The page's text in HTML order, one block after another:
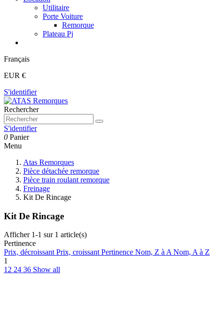
Utilitaire
Porte Voiture
Remorque
Plateau Pj
Français
EUR €
S'identifier
Rechercher
S'identifier
0 Panier
Menu
Atas Remorques
Pièce détachée remorque
Pièce train roulant remorque
Freinage
Kit De Rincage
Kit De Rincage
Afficher 1-1 sur 1 article(s)
Pertinence
Prix, décroissantPrix, croissantPertinence Nom, Z à ANom, A à Z
1
12 24 36 Show all